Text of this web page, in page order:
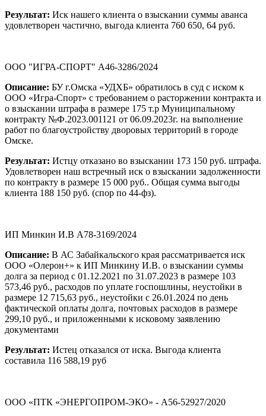
Результат: Иск нашего клиента о взыскании суммы аванса
удовлетворен частично, выгода клиента 760 650, 64 руб.
ООО "ИГРА-СПОРТ" А46-3286/2024
Описание: БУ г.Омска «УДХБ» обратилось в суд с иском к
ООО «Игра-Спорт» с требованием о расторжении контракта и
о взыскании штрафа в размере 175 т.р Муниципальному
контракту №Ф.2023.001121 от 06.09.2023г. на выполнение
работ по благоустройству дворовых территорий в городе
Омске.
Результат: Истцу отказано во взыскании 173 150 руб. штрафа.
Удовлетворен наш встречный иск о взыскании задолженности
по контракту в размере 15 000 руб.. Общая сумма выгоды
клиента 188 150 руб. (спор по 44-фз).
ИП Минкин И.В А78-3169/2024
Описание: В АС Забайкальского края рассматривается иск
ООО «Олерон+» к ИП Минкину И.В. о взыскании суммы
долга за период с 01.12.2021 по 31.07.2023 в размере 103
573,46 руб., расходов по уплате госпошлины, неустойки в
размере 12 715,63 руб., неустойки с 26.01.2024 по день
фактической оплаты долга, почтовых расходов в размере
299,10 руб., и приложенными к исковому заявлению
документами
Результат: Истец отказался от иска. Выгода клиента
составила 116 588,19 руб
ООО «ПТК «ЭНЕРГОПРОМ-ЭКО» - А56-52927/2020